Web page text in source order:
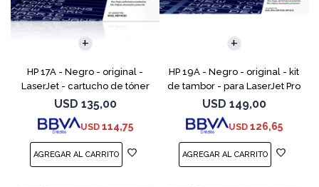
HP 17A - Negro - original -
LaserJet - cartucho de tóner
(CF217A) - para LaserJet Pro
M102a, M102w, MFP M130a,
MFP M130fn, MFP M
USD 135,00
USD 114,75
HP 19A - Negro - original - kit
de tambor - para LaserJet Pro
M102, M104, MFP M130, MFP
M132
USD 149,00
USD 126,65